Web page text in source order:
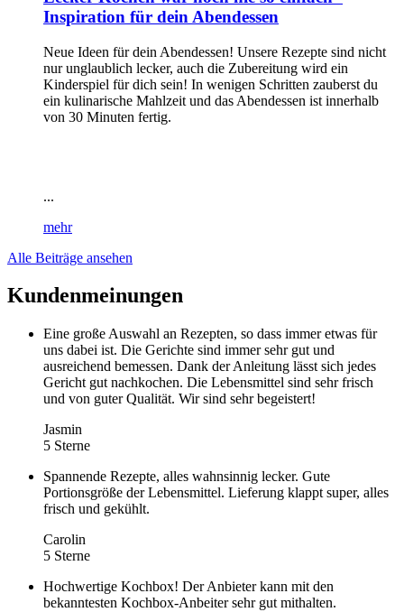
Inspiration für dein Abendessen
Neue Ideen für dein Abendessen! Unsere Rezepte sind nicht
nur unglaublich lecker, auch die Zubereitung wird ein
Kinderspiel für dich sein! In wenigen Schritten zauberst du
ein kulinarische Mahlzeit und das Abendessen ist innerhalb
von 30 Minuten fertig.
...
mehr
Alle Beiträge ansehen
Kundenmeinungen
Eine große Auswahl an Rezepten, so dass immer etwas für
uns dabei ist. Die Gerichte sind immer sehr gut und
ausreichend bemessen. Dank der Anleitung lässt sich jedes
Gericht gut nachkochen. Die Lebensmittel sind sehr frisch
und von guter Qualität. Wir sind sehr begeistert!
Jasmin
5 Sterne
Spannende Rezepte, alles wahnsinnig lecker. Gute
Portionsgröße der Lebensmittel. Lieferung klappt super, alles
frisch und gekühlt.
Carolin
5 Sterne
Hochwertige Kochbox! Der Anbieter kann mit den
bekanntesten Kochbox-Anbeiter sehr gut mithalten.